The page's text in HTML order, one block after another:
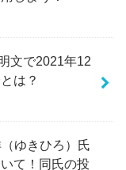
文で2021年12
は？
ゆきひろ）氏
て！同氏の投